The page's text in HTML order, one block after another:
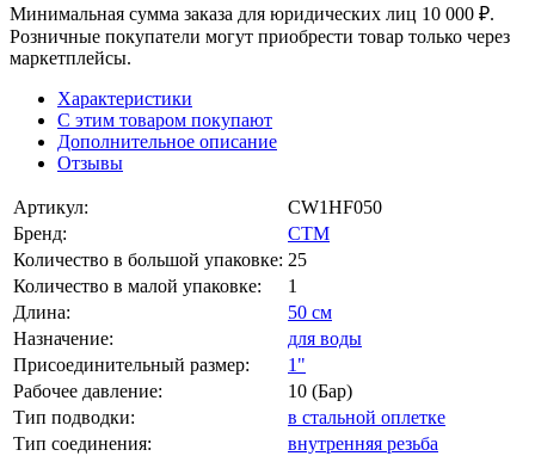
Минимальная сумма заказа для юридических лиц 10 000 ₽.
Розничные покупатели могут приобрести товар только через
маркетплейсы.
Характеристики
С этим товаром покупают
Дополнительное описание
Отзывы
Артикул:
CW1HF050
Бренд:
СТМ
Количество в большой упаковке: 25
Количество в малой упаковке:
1
Длина:
50 см
Назначение:
для воды
Присоединительный размер:
1"
Рабочее давление:
10 (Бар)
Тип подводки:
в стальной оплетке
Тип соединения:
внутренняя резьба